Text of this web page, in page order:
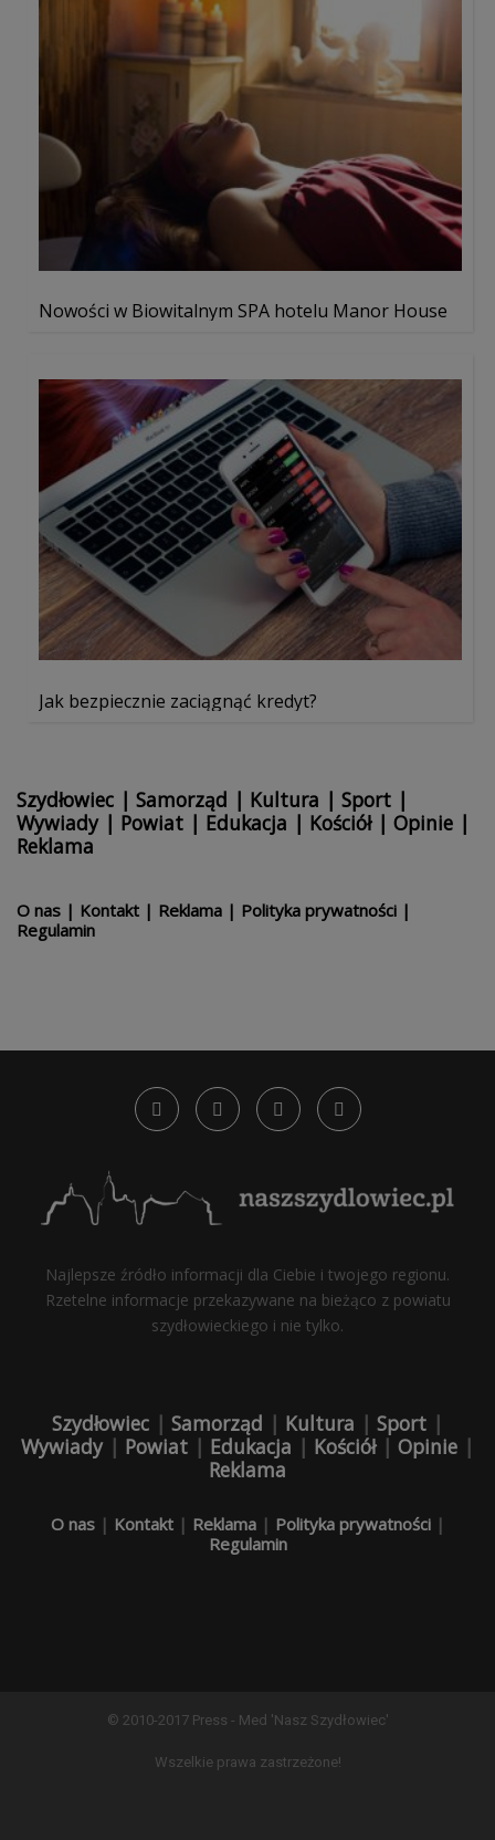
Nowości w Biowitalnym SPA hotelu Manor House
Jak bezpiecznie zaciągnąć kredyt?
Szydłowiec | Samorząd | Kultura | Sport |
Wywiady| Powiat | Edukacja | Kościół| Opinie |
Reklama
O nas | Kontakt | Reklama | Polityka prywatności |
Regulamin
Najlepsze źródło informacji dla Ciebie i twojego regionu.
Rzetelne informacje przekazywane na bieżąco z powiatu
szydłowieckiego i nie tylko.
Szydłowiec | Samorząd | Kultura | Sport |
Wywiady| Powiat | Edukacja | Kościół| Opinie |
Reklama
O nas| Kontakt| Reklama| Polityka prywatności|
Regulamin
© 2010-2017 Press - Med 'Nasz Szydłowiec'
Wszelkie prawa zastrzeżone!